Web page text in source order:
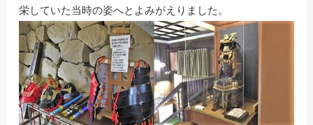
栄していた当時の姿へとよみがえりました。